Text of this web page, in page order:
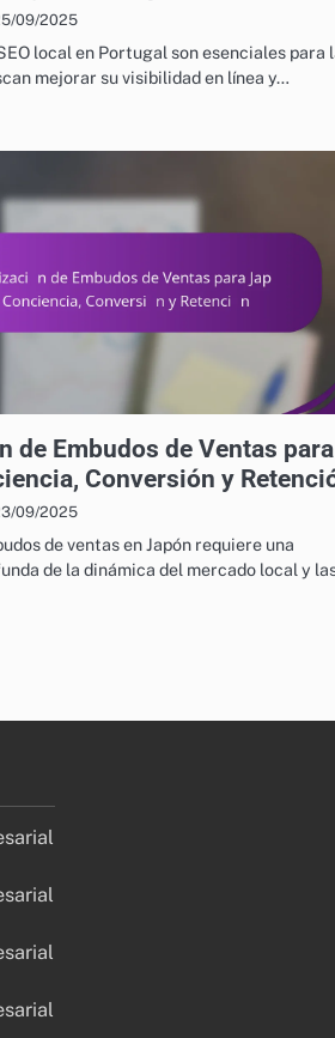
09/2025
local en Portugal son esenciales para
mejorar su visibilidad en línea y…
de Embudos de Ventas para
Conversión y
09/2025
de ventas en Japón requiere una
de la dinámica del mercado local y